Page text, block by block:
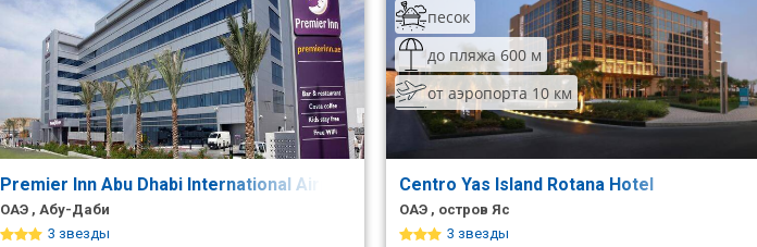
Premier Inn Abu Dhabi International Airport
ОАЭ , Абу-Даби
3 звезды
песок
до пляжа 600 м
от аэропорта 10 км
Centro Yas Island Rotana Hotel
ОАЭ , остров Яс
3 звезды